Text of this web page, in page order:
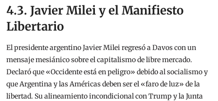
4.3. Javier Milei y el Manifiesto
Libertario
El presidente argentino Javier Milei regresó a Davos con un
mensaje mesiánico sobre el capitalismo de libre mercado.
Declaró que «Occidente está en peligro» debido al socialismo y
que Argentina y las Américas deben ser el «faro de luz» de la
libertad. Su alineamiento incondicional con Trump y la Junta